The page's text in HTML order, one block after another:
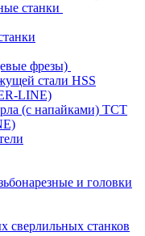
станки
фрезы)
стали HSS
LINE)
(с напайками) ТСТ
и головки
сверлильных станков